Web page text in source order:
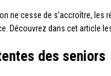
ne cesse de s’accroître,
Découvrez dans cet article
des seniors